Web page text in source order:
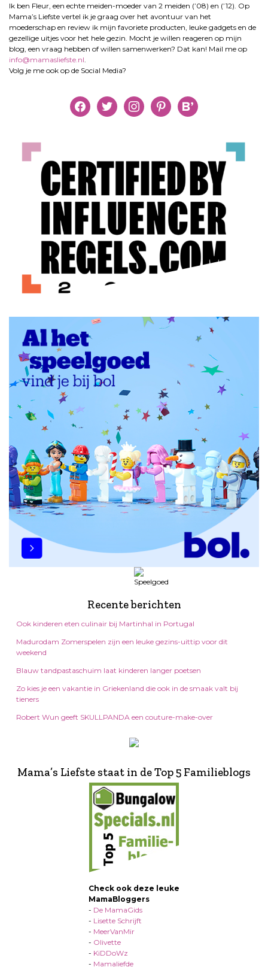
Ik ben Fleur, een echte meiden-moeder van 2 meiden (’08) en (’12). Op
Mama’s Liefste vertel ik je graag over het avontuur van het
moederschap en review ik mijn favoriete producten, leuke gadgets en de
gezellige uitjes voor het hele gezin. Mocht je willen reageren op mijn
blog, een vraag hebben of willen samenwerken? Dat kan! Mail me op
info@mamasliefste.nl
Volg je me ook op de Social Media?
facebooktwitter instagrampinterestbloglovin
Recente berichten
Ook kinderen eten culinair bij Martinhal in Portugal
Madurodam Zomerspelen zijn een leuke gezins-uittip voor dit
weekend
Blauw tandpastaschuim laat kinderen langer poetsen
Zo kies je een vakantie in Griekenland die ook in de smaak valt bij
tieners
Robert Wun geeft SKULLPANDA een couture-make-over
Mama’s Liefste staat in de Top 5 Familieblogs
Check ook deze leuke
MamaBloggers
- De MamaGids
- Lisette Schrijft
- MeerVanMir
- Olivette
- KiDDoWz
- Mamaliefde